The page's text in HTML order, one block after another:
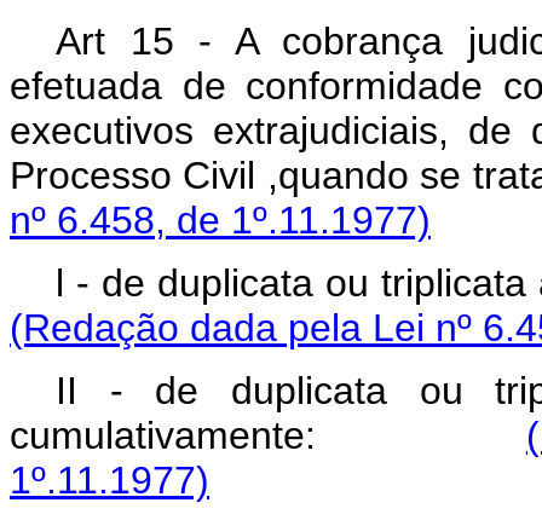
Art 15 - A cobrança
efetuada de conformidade
executivos extrajudiciais,
Processo Civil
nº 6.458, de 1º.11.1977)
l - de duplicata ou
(Redação dada pela Lei nº
II - de duplicata ou
cumulativamente:
1º.11.1977)